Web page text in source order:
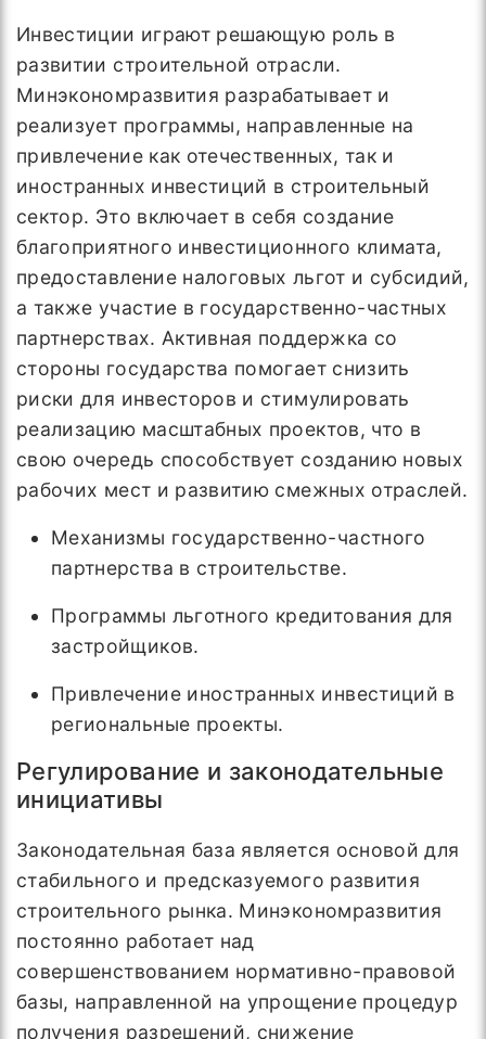
Инвестиции играют решающую роль в
развитии строительной отрасли.
Минэкономразвития разрабатывает и
реализует программы, направленные на
привлечение как отечественных, так и
иностранных инвестиций в строительный
сектор. Это включает в себя создание
благоприятного инвестиционного климата,
предоставление налоговых льгот и субсидий,
а также участие в государственно-частных
партнерствах. Активная поддержка со
стороны государства помогает снизить
риски для инвесторов и стимулировать
реализацию масштабных проектов, что в
свою очередь способствует созданию новых
рабочих мест и развитию смежных отраслей.
Механизмы государственно-частного
партнерства в строительстве.
Программы льготного кредитования для
застройщиков.
Привлечение иностранных инвестиций в
региональные проекты.
Регулирование и законодательные
инициативы
Законодательная база является основой для
стабильного и предсказуемого развития
строительного рынка. Минэкономразвития
постоянно работает над
совершенствованием нормативно-правовой
базы, направленной на упрощение процедур
получения разрешений, снижение